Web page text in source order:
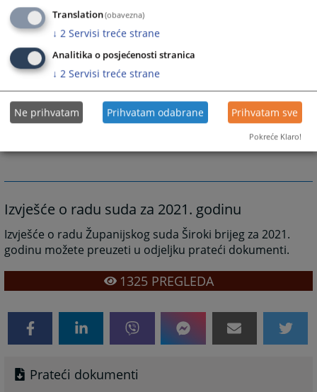
Извјешће о раду Жупанијског суда Широки Бријег за
2022. годину
Izvješće o radu suda za 2021. godinu
Izvješće o radu Županijskog suda Široki brijeg za 2021.
godinu možete preuzeti u odjeljku prateći dokumenti.
1325PREGLEDA
Prateći dokumenti
Translation(obavezna)
↓ 2 Servisi treće strane
Analitika o posjećenosti stranica
↓ 2 Servisi treće strane
Ne prihvatam Prihvatam odabrane Prihvatam sve
Pokreće Klaro!